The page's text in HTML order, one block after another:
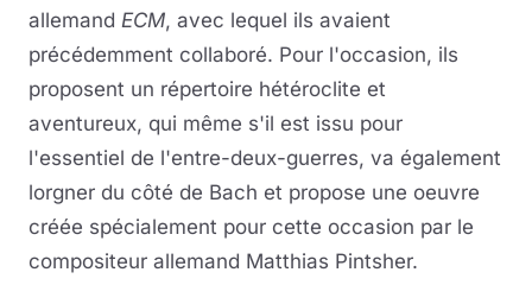
allemand ECM, avec lequel ils avaient
précédemment collaboré. Pour l'occasion, ils
proposent un répertoire hétéroclite et
aventureux, qui même s'il est issu pour
l'essentiel de l'entre-deux-guerres, va également
lorgner du côté de Bach et propose une oeuvre
créée spécialement pour cette occasion par le
compositeur allemand Matthias Pintsher.